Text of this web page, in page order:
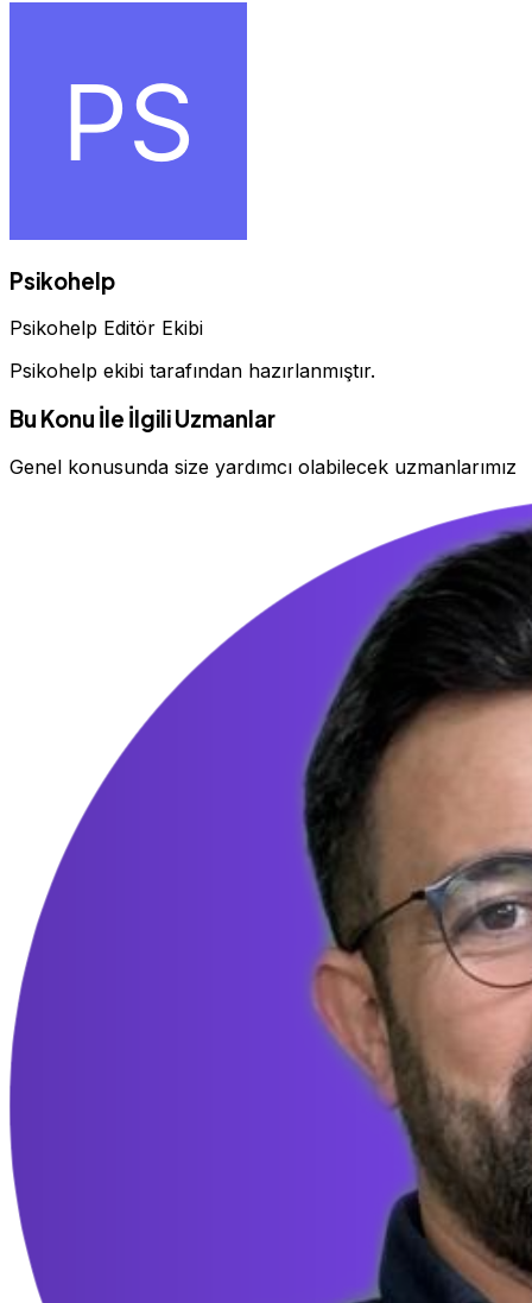
Psikohelp
Psikohelp Editör Ekibi
Psikohelp ekibi tarafından hazırlanmıştır.
Bu Konu İle İlgili Uzmanlar
Genel konusunda size yardımcı olabilecek uzmanlarımız